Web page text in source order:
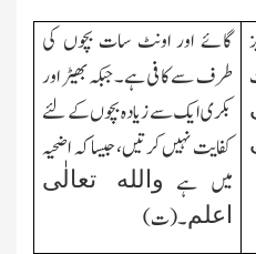
گائے اور اونٹ سات بچوں کی
طرف سے کافی ہے۔جبکہ بھیڑ اور
بکری ایك سے زیادہ بچوں کے لئے
کفایت نہیں کرتیں، جیسا کہ اضحیہ
میں ہے والله تعالٰی
اعلم۔(ت)